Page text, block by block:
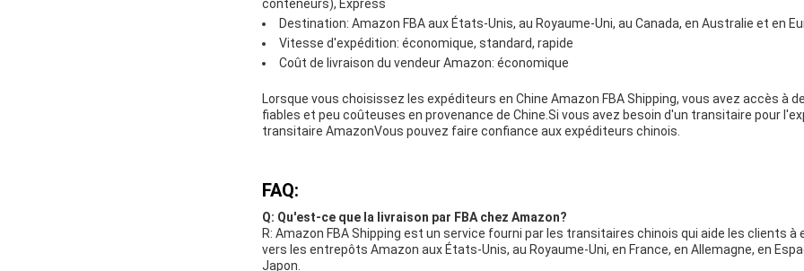
conteneurs), Express
Destination: Amazon FBA aux États-Unis, au Royaume-Uni, au Canada, en Australie et en
Vitesse d'expédition: économique, standard, rapide
Coût de livraison du vendeur Amazon: économique
Lorsque vous choisissez les expéditeurs en Chine Amazon FBA Shipping, vous avez accès à
fiables et peu coûteuses en provenance de Chine.Si vous avez besoin d'un transitaire pour
transitaire AmazonVous pouvez faire confiance aux expéditeurs chinois.
FAQ:
Q: Qu'est-ce que la livraison par FBA chez Amazon?
R: Amazon FBA Shipping est un service fourni par les transitaires chinois qui aide les clients à
vers les entrepôts Amazon aux États-Unis, au Royaume-Uni, en France, en Allemagne, en
Japon.